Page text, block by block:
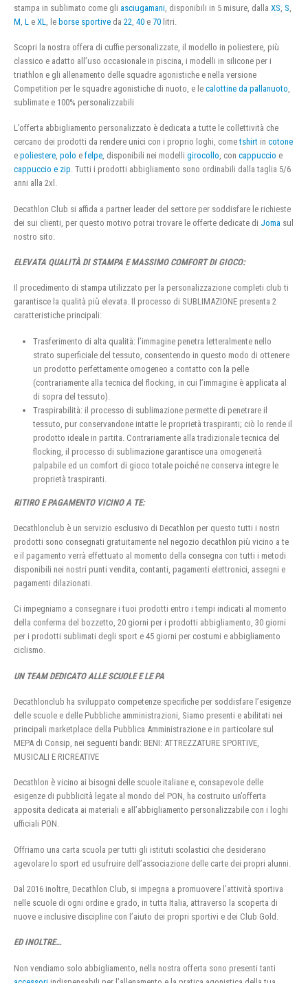
stampa in sublimato come gli asciugamani , disponibili in 5 misure, dalla XS S
M L e XL , le borse sportive da 22 40 e 70 litri.
Scopri la nostra offera di cuffie personalizzate, il modello in poliestere, più
classico e adatto all’uso occasionale in piscina, i modelli in silicone per i
triathlon e gli allenamento delle squadre agonistiche e nella versione
Competition per le squadre agonistiche di nuoto, e le calottine da pallanuoto,
sublimate e 100% personalizzabili
L’offerta abbigliamento personalizzato è dedicata a tutte le collettività che
cercano dei prodotti da rendere unici con i proprio loghi, cometshirt in cotone
e poliestere, polo e felpe, disponibili nei modelli girocollo, con cappuccio e
cappuccio e zip. Tutti i prodotti abbigliamento sono ordinabili dalla taglia 5/6
anni alla 2xl.
Decathlon Club si affida a partner leader del settore per soddisfare le richieste
dei sui clienti, per questo motivo potrai trovare le offerte dedicate di Joma sul
nostro sito.
ELEVATA QUALITÀ DI STAMPA E MASSIMO COMFORT DI GIOCO:
Il procedimento di stampa utilizzato per la personalizzazione completi club ti
garantisce la qualità più elevata. Il processo di SUBLIMAZIONE presenta 2
caratteristiche principali:
Trasferimento di alta qualità: l’immagine penetra letteralmente nello
strato superficiale del tessuto, consentendo in questo modo di ottenere
un prodotto perfettamente omogeneo a contatto con la pelle
(contrariamente alla tecnica del flocking, in cui l’immagine è applicata al
di sopra del tessuto).
Traspirabilità: il processo di sublimazione permette di penetrare il
tessuto, pur conservandone intatte le proprietà traspiranti; ciò lo rende il
prodotto ideale in partita. Contrariamente alla tradizionale tecnica del
flocking, il processo di sublimazione garantisce una omogeneità
palpabile ed un comfort di gioco totale poiché ne conserva integre le
proprietà traspiranti.
RITIRO E PAGAMENTO VICINO A TE:
Decathlonclub è un servizio esclusivo di Decathlon per questo tutti i nostri
prodotti sono consegnati gratuitamente nel negozio decathlon più vicino a te
e il pagamento verrà effettuato al momento della consegna con tutti i metodi
disponibili nei nostri punti vendita, contanti, pagamenti elettronici, assegni e
pagamenti dilazionati.
Ci impegniamo a consegnare i tuoi prodotti entro i tempi indicati al momento
della conferma del bozzetto, 20 giorni per i prodotti abbigliamento, 30 giorni
per i prodotti sublimati degli sport e 45 giorni per costumi e abbigliamento
ciclismo.
UN TEAM DEDICATO ALLE SCUOLE E LE PA
Decathlonclub ha sviluppato competenze specifiche per soddisfare l’esigenze
delle scuole e delle Pubbliche amministrazioni, Siamo presenti e abilitati nei
principali marketplace della Pubblica Amministrazione e in particolare sul
MEPA di Consip, nei seguenti bandi: BENI: ATTREZZATURE SPORTIVE,
MUSICALI E RICREATIVE
Decathlon è vicino ai bisogni delle scuole italiane e, consapevole delle
esigenze di pubblicità legate al mondo del PON, ha costruito un’offerta
apposita dedicata ai materiali e all’abbigliamento personalizzabile con i loghi
ufficiali PON.
Offriamo una carta scuola per tutti gli istituti scolastici che desiderano
agevolare lo sport ed usufruire dell’associazione delle carte dei propri alunni.
Dal 2016 inoltre, Decathlon Club, si impegna a promuovere l’attività sportiva
nelle scuole di ogni ordine e grado, in tutta Italia, attraverso la scoperta di
nuove e inclusive discipline con l’aiuto dei propri sportivi e dei Club Gold.
ED INOLTRE…
Non vendiamo solo abbigliamento, nella nostra offerta sono presenti tanti